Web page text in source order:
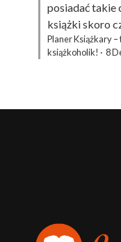
posiadać takie
książki skoro
Planer Książkary
książkoholik! · 8